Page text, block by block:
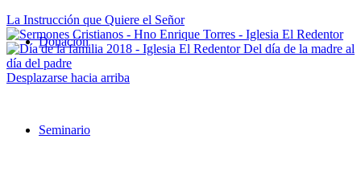
Donación
Seminario
La Instrucción que Quiere el Señor
Del día de la madre al
día del padre
Desplazarse hacia arriba